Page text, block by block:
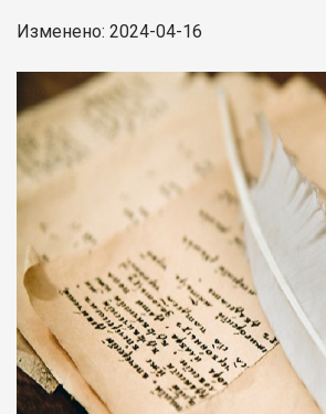
Изменено: 2024-04-16